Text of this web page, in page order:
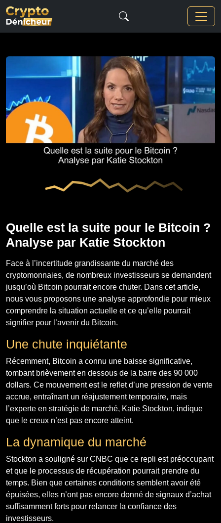
Quelle est la suite pour le Bitcoin ?
Analyse par Katie Stockton
Face à l’incertitude grandissante du marché des
cryptomonnaies, de nombreux investisseurs se demandent
jusqu’où Bitcoin pourrait encore chuter. Dans cet article,
nous vous proposons une analyse approfondie pour mieux
comprendre la situation actuelle et ce qu’elle pourrait
signifier pour l’avenir du Bitcoin.
Une chute inquiétante
Récemment, Bitcoin a connu une baisse significative,
tombant brièvement en dessous de la barre des 90 000
dollars. Ce mouvement est le reflet d’une pression de vente
accrue, entraînant un réajustement temporaire, mais
l’experte en stratégie de marché, Katie Stockton, indique
que le creux n’est pas encore atteint.
La dynamique du marché
Stockton a souligné sur CNBC que ce repli est préoccupant
et que le processus de récupération pourrait prendre du
temps. Bien que certaines conditions semblent avoir été
épuisées, elles n’ont pas encore donné de signaux d’achat
suffisamment forts pour relancer la confiance des
investisseurs.